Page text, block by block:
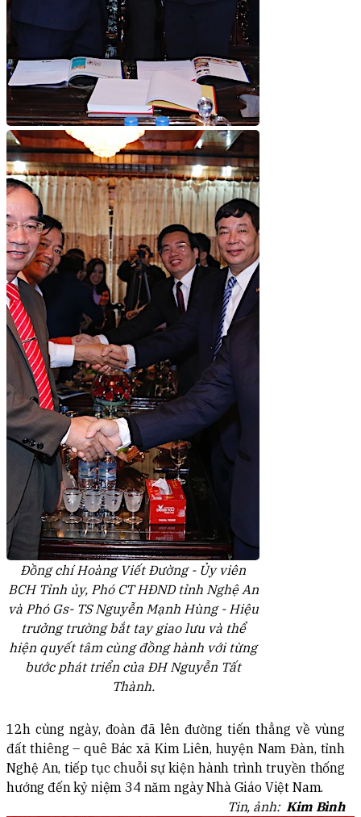
Đồng chí Hoàng Viết Đường - Ủy viên
BCH Tỉnh ủy, Phó CT HĐND tỉnh Nghệ An
và Phó Gs- TS Nguyễn Mạnh Hùng - Hiệu
trưởng trường bắt tay giao lưu và thể
hiện quyết tâm cùng đồng hành với từng
bước phát triển của ĐH Nguyễn Tất
Thành.
12h cùng ngày, đoàn đã lên đường tiến thẳng về vùng
đất thiêng – quê Bác xã Kim Liên, huyện Nam Đàn, tỉnh
Nghệ An, tiếp tục chuỗi sự kiện hành trình truyền thống
hướng đến kỷ niệm 34 năm ngày Nhà Giáo Việt Nam.
Tin, ảnh:Kim Bình